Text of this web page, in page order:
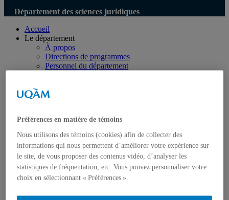
Département des sciences juridiques
Accueil
Le département
À propos
Directions de programmes
Personnel du département
Cérémonies, prix et bourses
Premier cycle
Deuxième cycle
Troisième cycle
Formation complémentaire en droit
Format UQAM
Mobilité sortante
(séjours à l’étranger)
Présentation
Préférences en matière de témoins
Nous utilisons des témoins (cookies) afin de collecter des
informations qui nous permettent d’améliorer votre expérience sur
le site, de vous proposer des contenus vidéo, d’analyser les
statistiques de fréquentation, etc. Vous pouvez personnaliser votre
choix en sélectionnant « Préférences ».